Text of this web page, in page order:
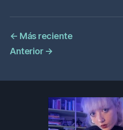
← Más reciente
Anterior →